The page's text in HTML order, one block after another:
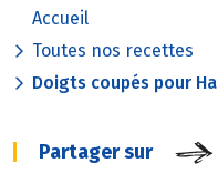
Accueil
Toutes nos recettes
Doigts coupés pour
Partager sur